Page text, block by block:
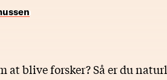
at blive forsker? Så er du